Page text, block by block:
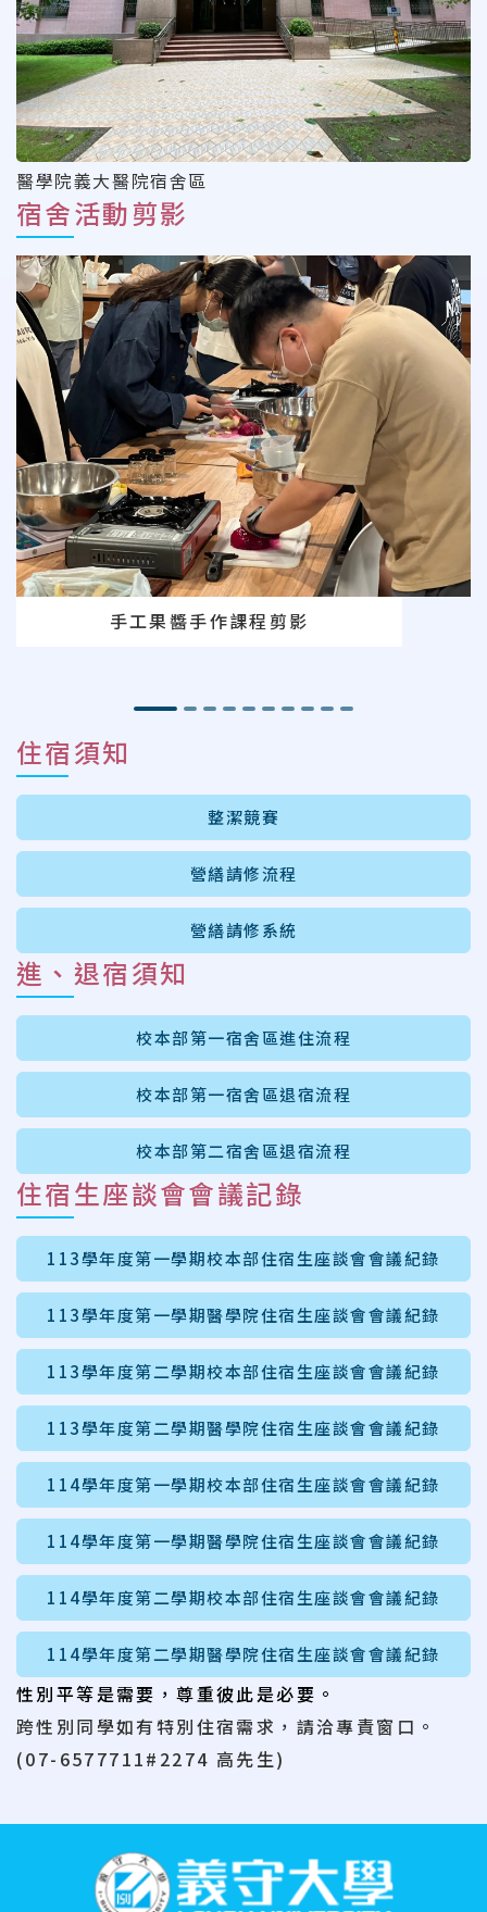
醫學院義大醫院宿舍區
宿舍活動剪影
手工果醬手作課程剪影
住宿須知
整潔競賽
營繕請修流程
營繕請修系統
進、退宿須知
校本部第一宿舍區進住流程
校本部第一宿舍區退宿流程
校本部第二宿舍區退宿流程
住宿生座談會會議記錄
113學年度第一學期校本部住宿生座談會會議紀錄
113學年度第一學期醫學院住宿生座談會會議紀錄
113學年度第二學期校本部住宿生座談會會議紀錄
113學年度第二學期醫學院住宿生座談會會議紀錄
114學年度第一學期校本部住宿生座談會會議紀錄
114學年度第一學期醫學院住宿生座談會會議紀錄
114學年度第二學期校本部住宿生座談會會議紀錄
114學年度第二學期醫學院住宿生座談會會議紀錄
性別平等是需要 ，尊重彼此是必要。
跨性別同學如有特別住宿需求，請洽專責窗口。
(07-6577711#2274 高先生)